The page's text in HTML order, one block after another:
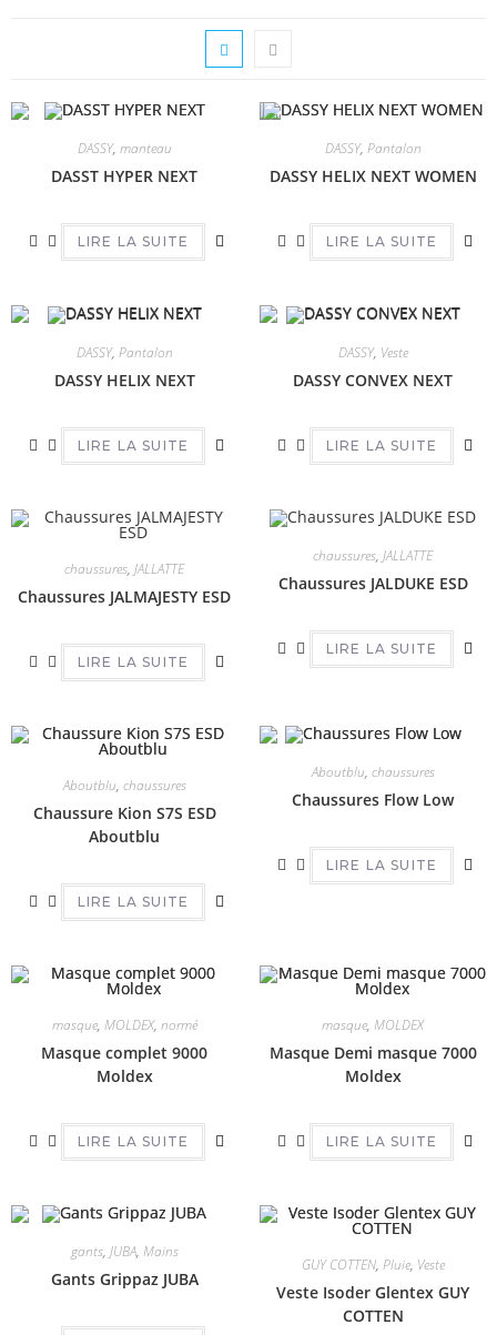
DASSY, manteau
DASST HYPER NEXT
LIRE LA SUITE
DASSY, Pantalon
DASSY HELIX NEXT WOMEN
LIRE LA SUITE
DASSY, Pantalon
DASSY HELIX NEXT
LIRE LA SUITE
DASSY, Veste
DASSY CONVEX NEXT
LIRE LA SUITE
chaussures, JALLATTE
Chaussures JALMAJESTY ESD
LIRE LA SUITE
chaussures, JALLATTE
Chaussures JALDUKE ESD
LIRE LA SUITE
Aboutblu, chaussures
Chaussure Kion S7S ESD
Aboutblu
LIRE LA SUITE
Aboutblu, chaussures
Chaussures Flow Low
LIRE LA SUITE
masque, MOLDEX, normé
Masque complet 9000
Moldex
LIRE LA SUITE
masque, MOLDEX
Masque Demi masque 7000
Moldex
LIRE LA SUITE
gants, JUBA, Mains
Gants Grippaz JUBA
GUY COTTEN, Pluie, Veste
Veste Isoder Glentex GUY
COTTEN